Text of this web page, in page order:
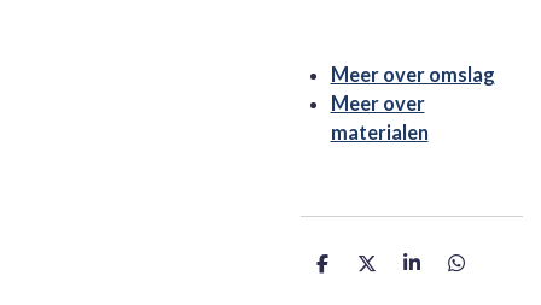
Meer over omslag
Meer over
materialen
D
D
S
D